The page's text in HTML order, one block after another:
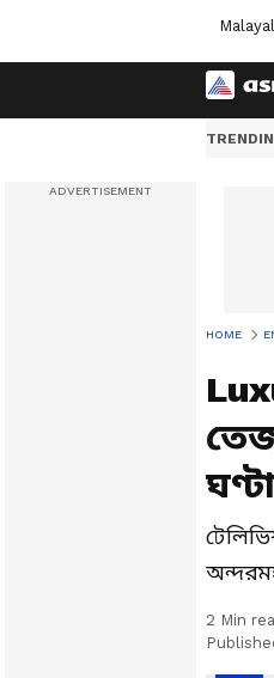
HOME
ঘণ্টা
2 Min